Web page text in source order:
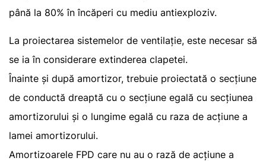
până la 80% în încăperi cu mediu antiexploziv.
La proiectarea sistemelor de ventilație, este necesar să
se ia în considerare extinderea clapetei.
Înainte și după amortizor, trebuie proiectată o secțiune
de conductă dreaptă cu o secțiune egală cu secțiunea
amortizorului și o lungime egală cu raza de acțiune a
lamei amortizorului.
Amortizoarele FPD care nu au o rază de acțiune a